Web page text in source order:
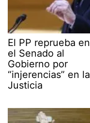
El PP reprueba en
el Senado al
Gobierno por
“injerencias” en la
Justicia